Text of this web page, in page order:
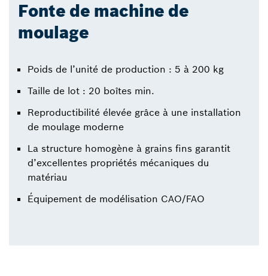
Fonte de machine de
moulage
Poids de l’unité de production : 5 à 200 kg
Taille de lot : 20 boîtes min.
Reproductibilité élevée grâce à une installation
de moulage moderne
La structure homogène à grains fins garantit
d’excellentes propriétés mécaniques du
matériau
Équipement de modélisation CAO/FAO